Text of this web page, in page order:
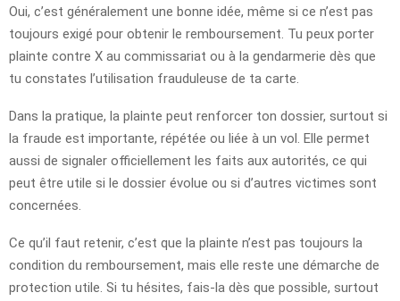
Oui, c’est généralement une bonne idée, même si ce n’est pas
toujours exigé pour obtenir le remboursement. Tu peux porter
plainte contre X au commissariat ou à la gendarmerie dès que
tu constates l’utilisation frauduleuse de ta carte.
Dans la pratique, la plainte peut renforcer ton dossier, surtout si
la fraude est importante, répétée ou liée à un vol. Elle permet
aussi de signaler officiellement les faits aux autorités, ce qui
peut être utile si le dossier évolue ou si d’autres victimes sont
concernées.
Ce qu’il faut retenir, c’est que la plainte n’est pas toujours la
condition du remboursement, mais elle reste une démarche de
protection utile. Si tu hésites, fais-la dès que possible, surtout